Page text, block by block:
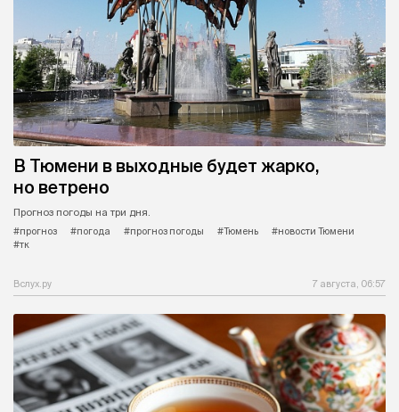
В Тюмени в выходные будет жарко,
но ветрено
Прогноз погоды на три дня.
#прогноз
#погода #прогноз погоды #Тюмень
#новости Тюмени
#тк
Вслух.ру 7 августа, 06:57